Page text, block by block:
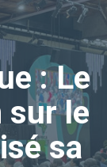
: Le
sur le
sa